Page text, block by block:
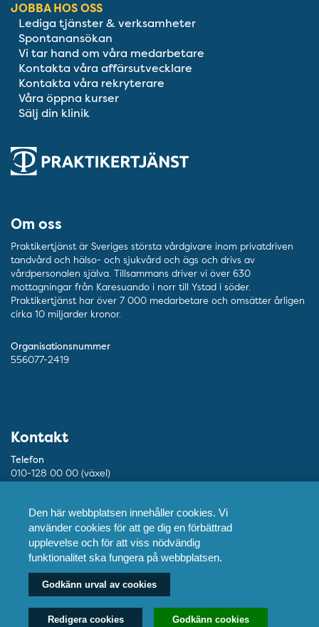
Den här webbplatsen innehåller cookies. Vi
använder cookies för att ge dig en förbättrad
upplevelse och för att viss nödvändig
funktionalitet ska fungera på webbplatsen.
Godkänn urval av cookies
Redigera cookies Godkänn cookies
JOBBA HOS OSS
Lediga tjänster & verksamheter
Spontanansökan
Vi tar hand om våra medarbetare
Kontakta våra affärsutvecklare
Kontakta våra rekryterare
Våra öppna kurser
Sälj din klinik
Om oss
Praktikertjänst är Sveriges största vårdgivare inom privatdriven
tandvård och hälso- och sjukvård och ägs och drivs av
vårdpersonalen själva. Tillsammans driver vi över 630
mottagningar från Karesuando i norr till Ystad i söder.
Praktikertjänst har över 7 000 medarbetare och omsätter årligen
cirka 10 miljarder kronor.
Organisationsnummer
556077-2419
Kontakt
Telefon
010-128 00 00 (växel)
info@ptj.se
Besöksadress
Adolf Fredriks Kyrkogata 9, Stockholm
Postadress